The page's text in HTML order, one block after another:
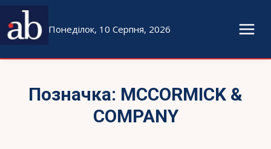
Понеділок, 10 Серпня, 2026
Позначка: MCCORMICK &
COMPANY